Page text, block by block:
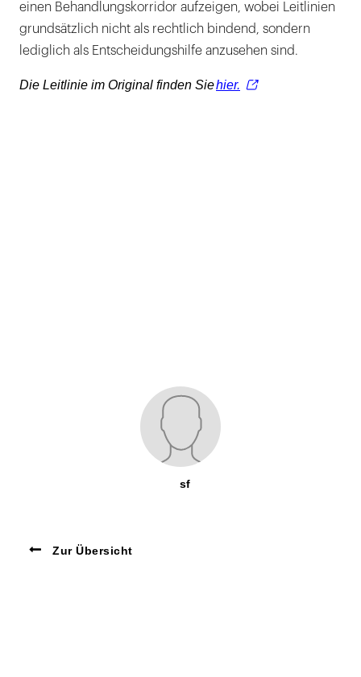
einen Behandlungskorridor aufzeigen, wobei Leitlinien
grundsätzlich nicht als rechtlich bindend, sondern
lediglich als Entscheidungshilfe anzusehen sind.
Die Leitlinie im Original finden Siehier.
sf
Zur Übersicht